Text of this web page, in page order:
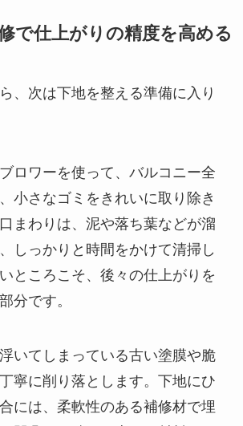
で仕上がりの精度を高める
、次は下地を整える準備に入り
ロワーを使って、バルコニー全
小さなゴミをきれいに取り除き
まわりは、泥や落ち葉などが溜
しっかりと時間をかけて清掃し
ところこそ、後々の仕上がりを
分です。
いてしまっている古い塗膜や脆
寧に削り落とします。下地にひ
には、柔軟性のある補修材で埋